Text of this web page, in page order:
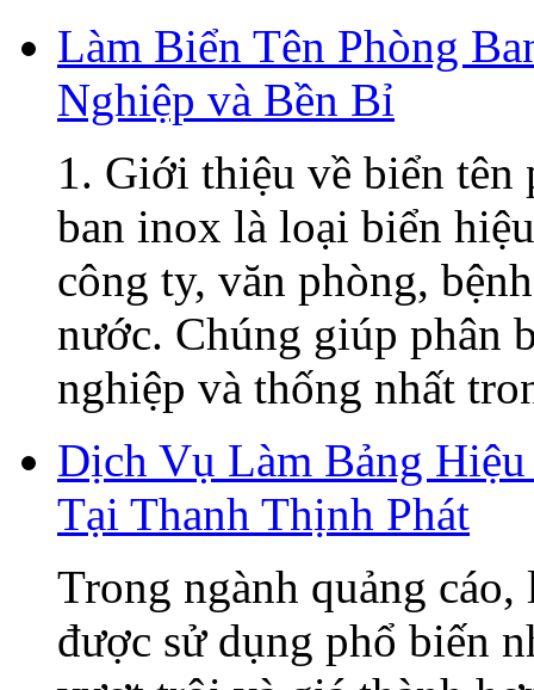
Làm Biển Tên Phòng
Nghiệp và Bền Bỉ
1. Giới thiệu về biển tên
ban inox là loại biển
công ty, văn phòng,
nước. Chúng giúp phân
nghiệp và thống nhất
Dịch Vụ Làm Bảng
Tại Thanh Thịnh Phát
Trong ngành quảng
được sử dụng phổ biến